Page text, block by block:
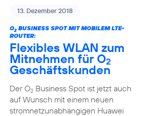
13. Dezember 2018
O2BUSINESS SPOT MIT MOBILEM LTE-
ROUTER:
Flexibles WLAN zum
Mitnehmen für O2
Geschäftskunden
Der O2Business Spot ist jetzt auch
auf Wunsch mit einem neuen
stromnetzunabhängigen Huawei